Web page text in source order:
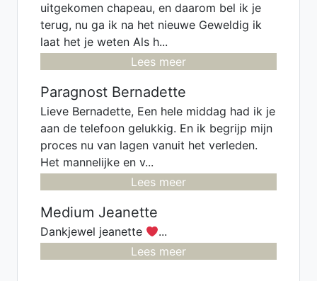
uitgekomen chapeau, en daarom bel ik je
terug, nu ga ik na het nieuwe Geweldig ik
laat het je weten Als h...
Lees meer
Paragnost Bernadette
Lieve Bernadette, Een hele middag had ik je
aan de telefoon gelukkig. En ik begrijp mijn
proces nu van lagen vanuit het verleden.
Het mannelijke en v...
Lees meer
Medium Jeanette
Dankjewel jeanette
...
Lees meer